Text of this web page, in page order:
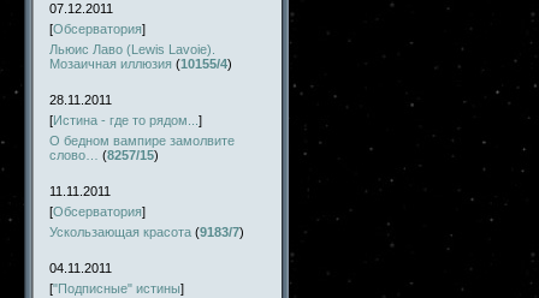
07.12.2011
[Обсерватория]
Льюис Лаво (Lewis Lavoie).
Мозаичная иллюзия (10155/4)
28.11.2011
[Истина - где то рядом... ]
О бедном вампире замолвите
слово…
(8257/15)
11.11.2011
[Обсерватория]
Ускользающая красота (9183/7)
04.11.2011
["Подписные" истины]